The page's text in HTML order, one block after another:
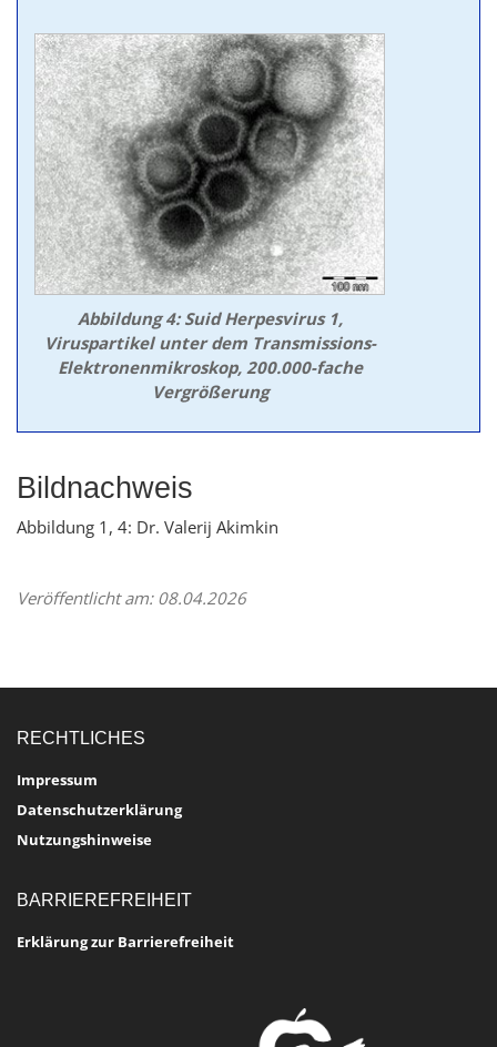
Abbildung 4: Suid Herpesvirus 1,
Viruspartikel unter dem Transmissions-
Elektronenmikroskop, 200.000-fache
Vergrößerung
Bildnachweis
Abbildung 1, 4: Dr. Valerij Akimkin
Veröffentlicht am: 08.04.2026
RECHTLICHES
Impressum
Datenschutzerklärung
Nutzungshinweise
BARRIEREFREIHEIT
Erklärung zur Barrierefreiheit